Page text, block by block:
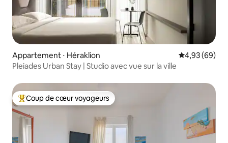
Appartement ⋅ Héraklion Évaluation
4,93 (69)
Pleiades Urban Stay | Studio avec vue sur la ville
Coups de cœur voyageurs les plus appréciés
Coup de cœur voyageurs